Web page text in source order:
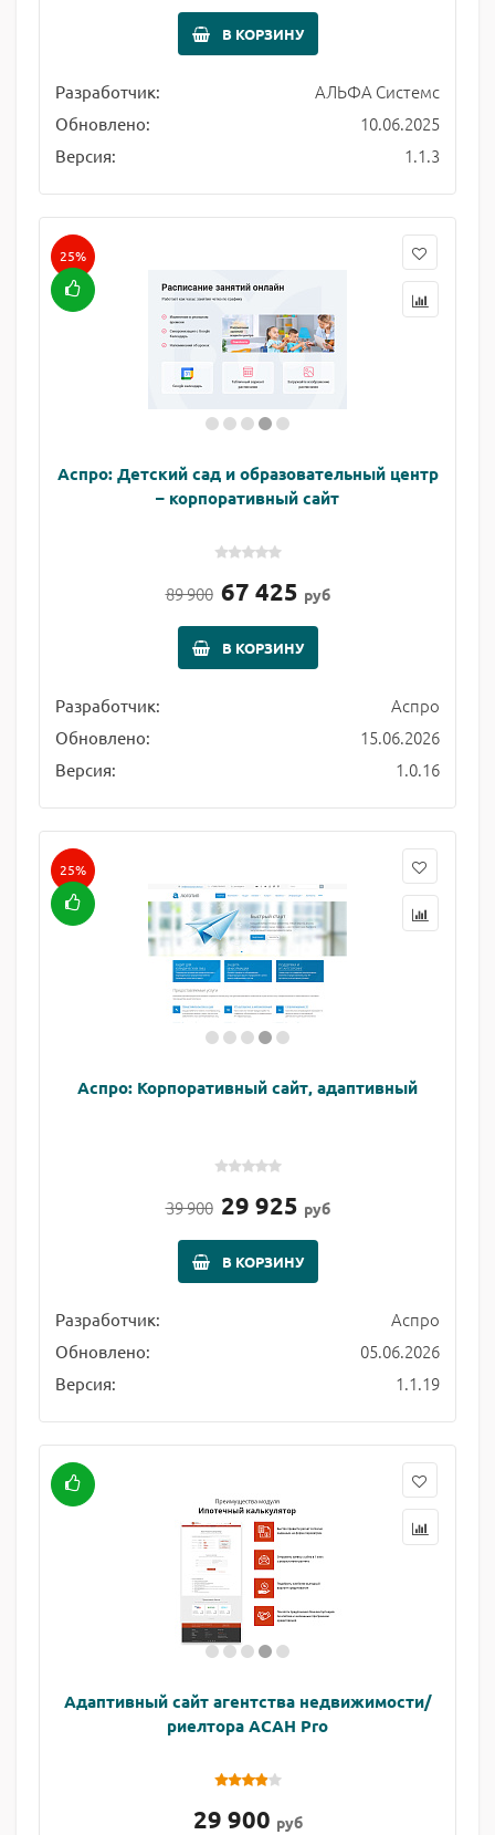
В КОРЗИНУ
Разработчик: АЛЬФА Системс
Обновлено: 10.06.2025
Версия: 1.1.3
25%
Аспро: Детский сад и образовательный центр
– корпоративный сайт
89 900 67 425 руб
В КОРЗИНУ
Разработчик: Аспро
Обновлено: 15.06.2026
Версия: 1.0.16
25%
Аспро: Корпоративный сайт, адаптивный
39 900 29 925 руб
В КОРЗИНУ
Разработчик: Аспро
Обновлено: 05.06.2026
Версия: 1.1.19
Адаптивный сайт агентства недвижимости/
риелтора АСАН Pro
29 900 руб